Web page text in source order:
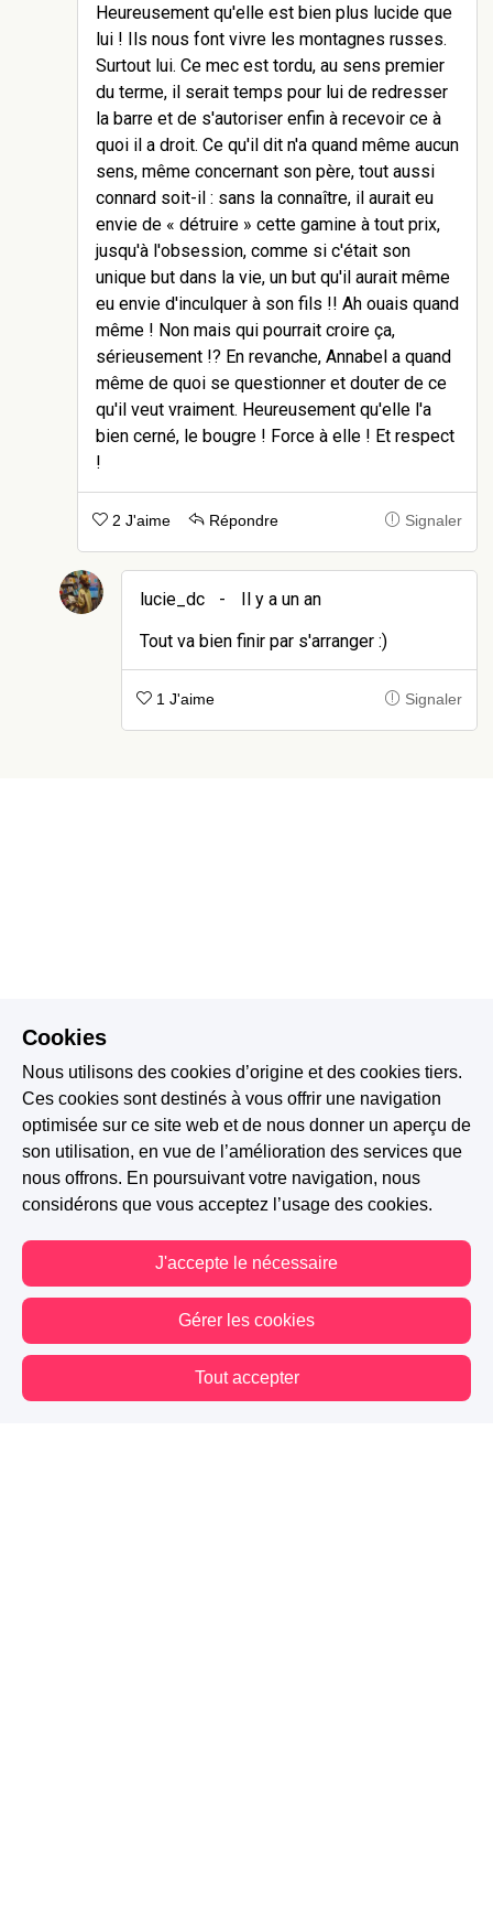
Heureusement qu'elle est bien plus lucide que
lui ! Ils nous font vivre les montagnes russes.
Surtout lui. Ce mec est tordu, au sens premier
du terme, il serait temps pour lui de redresser
la barre et de s'autoriser enfin à recevoir ce à
quoi il a droit. Ce qu'il dit n'a quand même aucun
sens, même concernant son père, tout aussi
connard soit-il : sans la connaître, il aurait eu
envie de « détruire » cette gamine à tout prix,
jusqu'à l'obsession, comme si c'était son
unique but dans la vie, un but qu'il aurait même
eu envie d'inculquer à son fils !! Ah ouais quand
même ! Non mais qui pourrait croire ça,
sérieusement !? En revanche, Annabel a quand
même de quoi se questionner et douter de ce
qu'il veut vraiment. Heureusement qu'elle l'a
bien cerné, le bougre ! Force à elle ! Et respect
!
2 J'aime Répondre Signaler
lucie_dc -
Il y a un an
Tout va bien finir par s'arranger :)
1 J'aime Signaler
Cookies
Nous utilisons des cookies d’origine et des cookies tiers.
Ces cookies sont destinés à vous offrir une navigation
optimisée sur ce site web et de nous donner un aperçu de
son utilisation, en vue de l’amélioration des services que
nous offrons. En poursuivant votre navigation, nous
considérons que vous acceptez l’usage des cookies.
J'accepte le nécessaire
Gérer les cookies
Tout accepter